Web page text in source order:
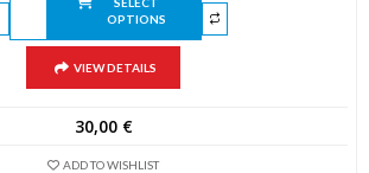
OPTIONS
VIEW DETAILS
30,00 €
ADD TO WISHLIST